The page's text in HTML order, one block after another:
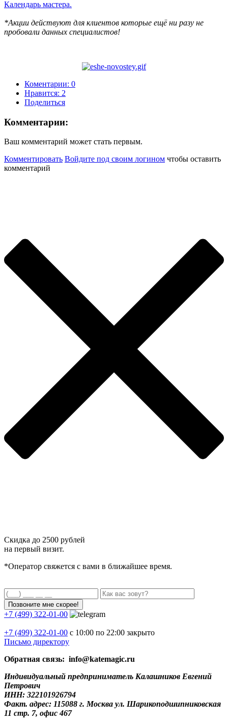
Календарь мастера.
*Акции действуют для клиентов которые ещё ни разу не
пробовали данных специалистов!
Коментарии: 0
Нравится: 2
Поделиться
Комментарии:
Ваш комментарий может стать первым.
Комментировать Войдите под своим логином чтобы оставить
комментарий
Скидка до 2500 рублей
на первый визит.
*Оператор свяжется с вами в ближайшее время.
+7 (499) 322-01-00
+7 (499) 322-01-00 с 10:00 по 22:00 закрыто
Письмо директору
Обратная связь: info@katemagic.ru
Индивидуальный предприниматель Калашников Евгений
Петрович
ИНН: 322101926794
Факт. адрес: 115088 г. Москва ул. Шарикоподшипниковская
11 стр. 7, офис 467